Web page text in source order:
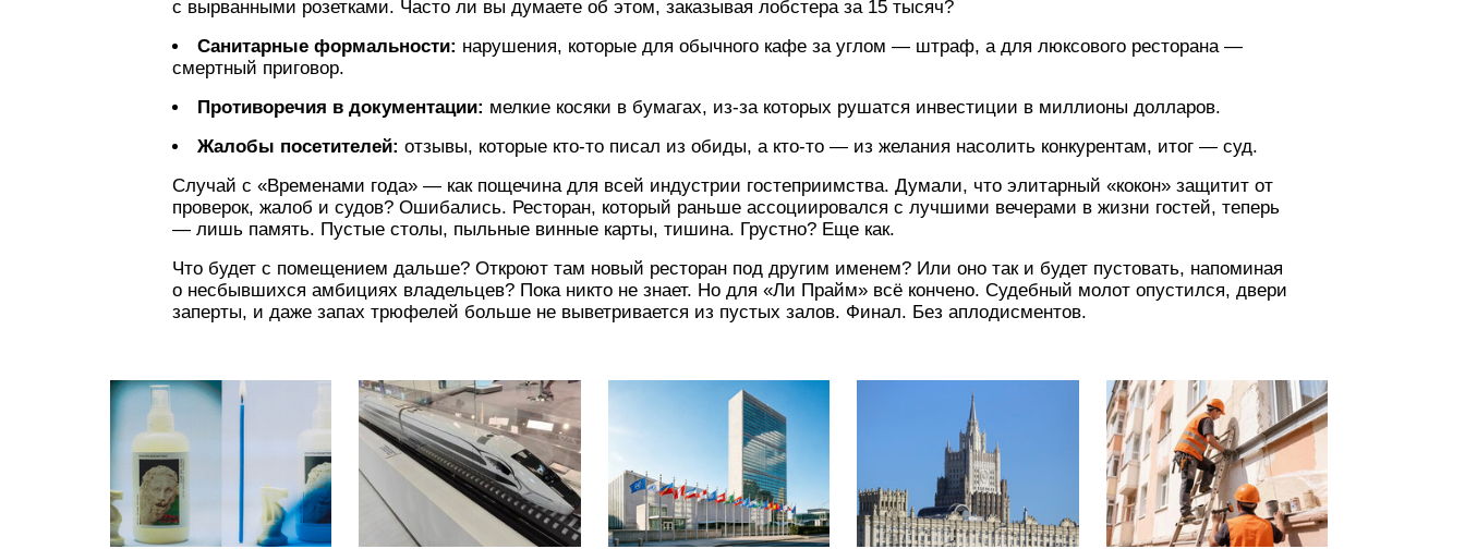
с вырванными розетками. Часто ли вы думаете об этом, заказывая лобстера за 15 тысяч?
Санитарные формальности: нарушения, которые для обычного кафе за углом — штраф, а для люксового ресторана —
смертный приговор.
Противоречия в документации: мелкие косяки в бумагах, из-за которых рушатся инвестиции в миллионы долларов.
Жалобы посетителей: отзывы, которые кто-то писал из обиды, а кто-то — из желания насолить конкурентам, итог — суд.
Случай с «Временами года» — как пощечина для всей индустрии гостеприимства. Думали, что элитарный «кокон» защитит от
проверок, жалоб и судов? Ошибались. Ресторан, который раньше ассоциировался с лучшими вечерами в жизни гостей, теперь
— лишь память. Пустые столы, пыльные винные карты, тишина. Грустно? Еще как.
Что будет с помещением дальше? Откроют там новый ресторан под другим именем? Или оно так и будет пустовать, напоминая
о несбывшихся амбициях владельцев? Пока никто не знает. Но для «Ли Прайм» всё кончено. Судебный молот опустился, двери
заперты, и даже запах трюфелей больше не выветривается из пустых залов. Финал. Без аплодисментов.